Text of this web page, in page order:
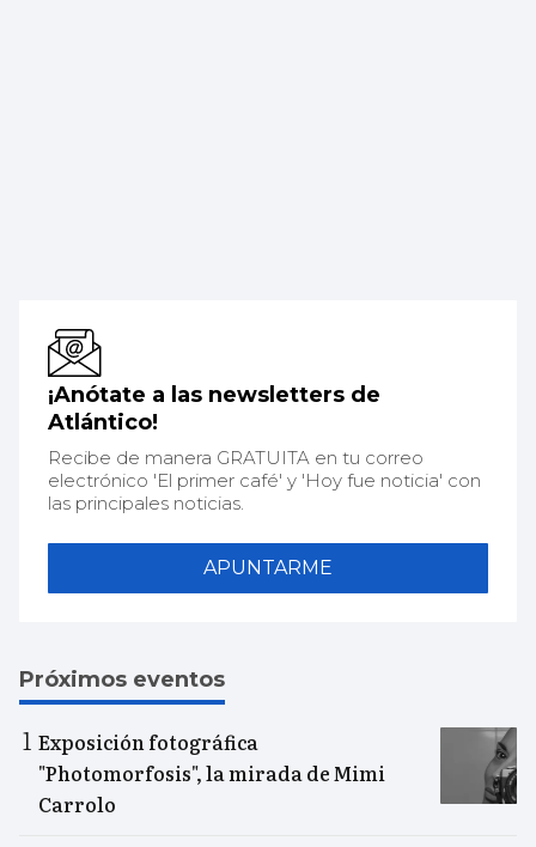
¡Anótate a las newsletters de
Atlántico!
Recibe de manera GRATUITA en tu correo
electrónico 'El primer café' y 'Hoy fue noticia' con
las principales noticias.
APUNTARME
Próximos eventos
Exposición fotográfica
"Photomorfosis", la mirada de Mimi
Carrolo